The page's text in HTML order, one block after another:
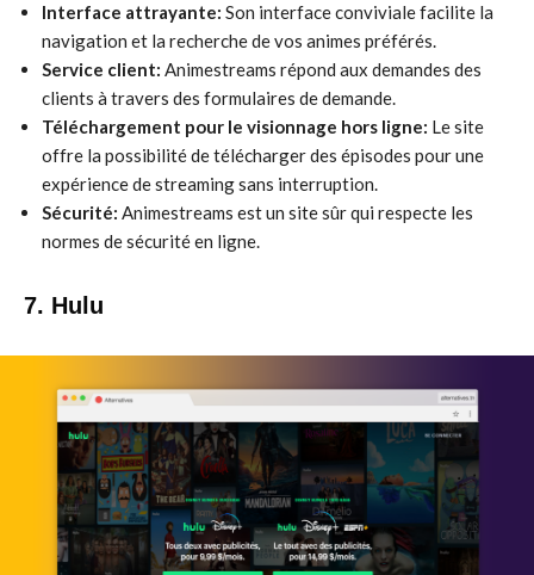
Interface attrayante: Son interface conviviale facilite la
navigation et la recherche de vos animes préférés.
Service client: Animestreams répond aux demandes des
clients à travers des formulaires de demande.
Téléchargement pour le visionnage hors ligne: Le site
offre la possibilité de télécharger des épisodes pour une
expérience de streaming sans interruption.
Sécurité: Animestreams est un site sûr qui respecte les
normes de sécurité en ligne.
7. Hulu